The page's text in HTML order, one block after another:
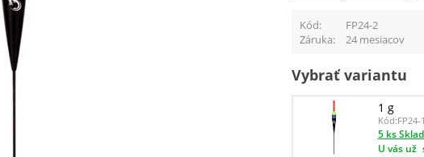
Kód FP24-2
Záruka
24 mesiacov
Vybrať variantu
1 g
Kód:FP24-1
5 ks
U vás už